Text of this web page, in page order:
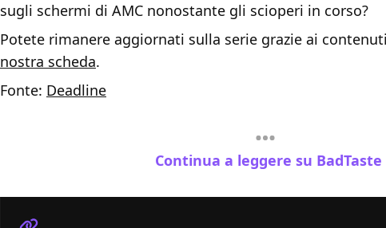
sugli schermi di AMC nonostante gli scioperi in corso?
Potete rimanere aggiornati sulla serie grazie ai
nostra scheda.
Fonte: Deadline
Continua a leggere su BadTaste